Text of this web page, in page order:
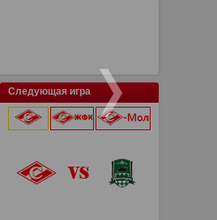
Следующая игра